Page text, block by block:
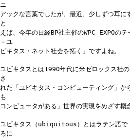
ニ
アックな言葉でしたが、最近、少しずつ耳に
と
えば、今年の日経BP社主催のWPC EXPOの
－ユ
ビキタス・ネット社会を拓く」ですよね。
ユビキタスとは1990年代に米ゼロックス社
さ
れた「ユビキタス・コンピューティング」か
も
コンピュータがある」世界の実現をめざす概
ユビキタス（ubiquitous）とはラテン語で
ろに